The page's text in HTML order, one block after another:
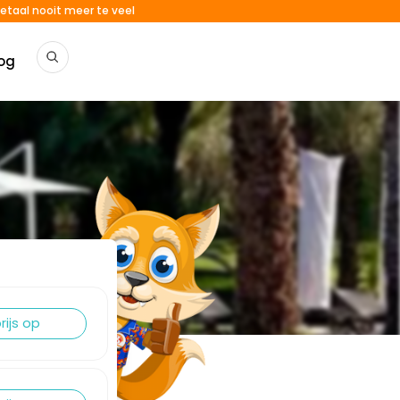
nooit meer te veel
op